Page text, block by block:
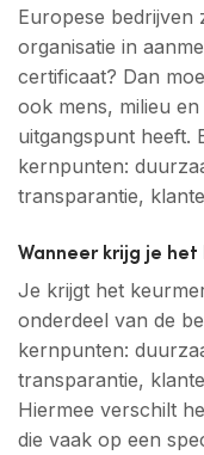
Europese bedrijven
organisatie in
certificaat? Dan
ook mens, milieu
uitgangspunt heeft.
kernpunten:
transparantie,
Wanneer krijg je het
Je krijgt het
onderdeel van de
kernpunten:
transparantie,
Hiermee verschilt
die vaak op een